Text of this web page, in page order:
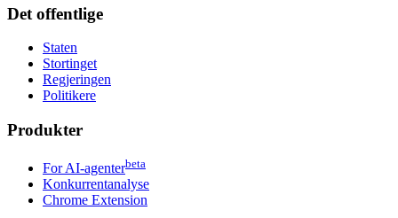
Det offentlige
Staten
Stortinget
Regjeringen
Politikere
Produkter
For AI-agenterbeta
Konkurrentanalyse
Chrome Extension